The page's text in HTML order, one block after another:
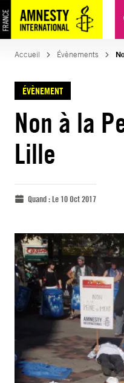
Accueil Évènements
ÉVÈNEMENT
Non à la
Lille
Quand :Le 10 Oct 2017